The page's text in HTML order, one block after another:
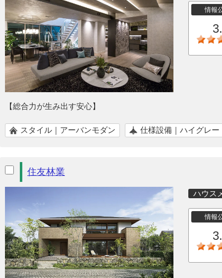
情報
【総合力が生み出す安心】
スタイル｜アーバンモダン 仕様設備｜ハイグレー
住友林業
ハウス
情報